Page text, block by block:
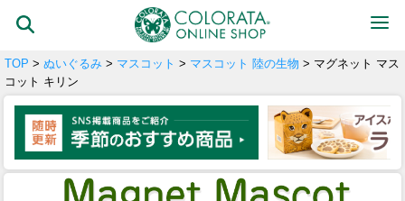
TOP > ぬいぐるみ > マスコット > マスコット 陸の生物 > マグネット マス
コット キリン